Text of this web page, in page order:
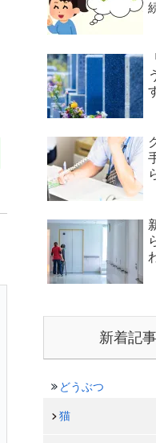
新着記
どうぶつ
猫